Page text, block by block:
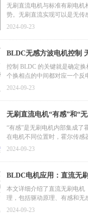
控制器
无刷直流电机与标准有刷电机
势。无刷直流实现可以是无传
集成到电机中的霍尔效应传感
本，并且需要更少的驱动器模
连;它们可能有些复杂，但高性
对于低速应用，使用霍尔效应
选择。
2024-09-23
BLDC无感方波电机控制
动方案
控制 BLDC 的关键就是确定
个换相点的中间都对应一个反
点，即反电点势从正变化为负
能够准确检测出反电动势的过
30°，即为需要换相的时刻。
2024-09-23
无刷直流电机“有感”和“
“有感”是无刷电机内部集成了
在电机不同位置时，霍尔传感
号，控制电路接收到转子当前
力吸引转子永磁体向下一位置
刷电机内部没有集成传感器，
较法又分为“硬件比较”和“软
较法相对耗费单片机资源，程
检测时刻要求比较严格，硬件
2024-09-23
BLDC电机应用：直流无
有感闭环控制&无感闭环
本文详细介绍了直流无刷电机
理，包括驱动原理、有感和无
对有感控制，讲解了霍尔传感
2024-09-23